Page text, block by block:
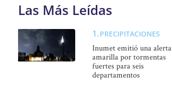
Las Más Leídas
PRECIPITACIONES
Inumet emitió una alerta
amarilla por tormentas
fuertes para seis
departamentos